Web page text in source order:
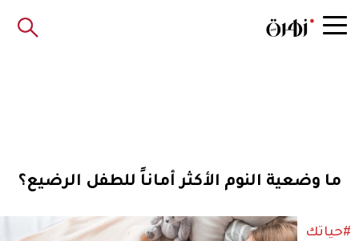
ما وضعية النوم الأكثر أماناً للطفل الرضيع؟
#حياتك